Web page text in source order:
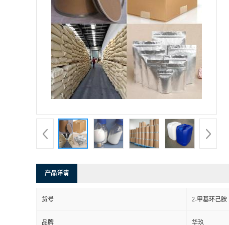
产品详请
货号 2-甲基环己胺
品牌 华玖